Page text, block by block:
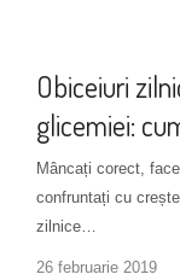
Obiceiuri
glicemiei:
Mâncați corect,
confruntați cu
zilnice…
26 februarie 2019